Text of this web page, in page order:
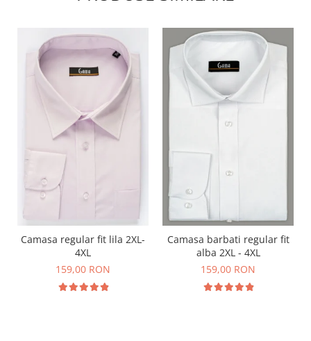
Camasa regular fit lila 2XL-
4XL
159,00 RON
Camasa barbati regular fit
alba 2XL - 4XL
159,00 RON